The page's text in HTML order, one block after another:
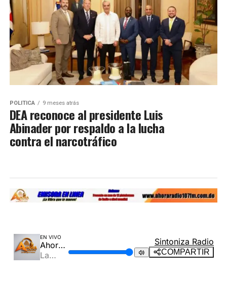
POLITICA 9 meses atrás
DEA reconoce al presidente Luis
Abinader por respaldo a la lucha
contra el narcotráfico